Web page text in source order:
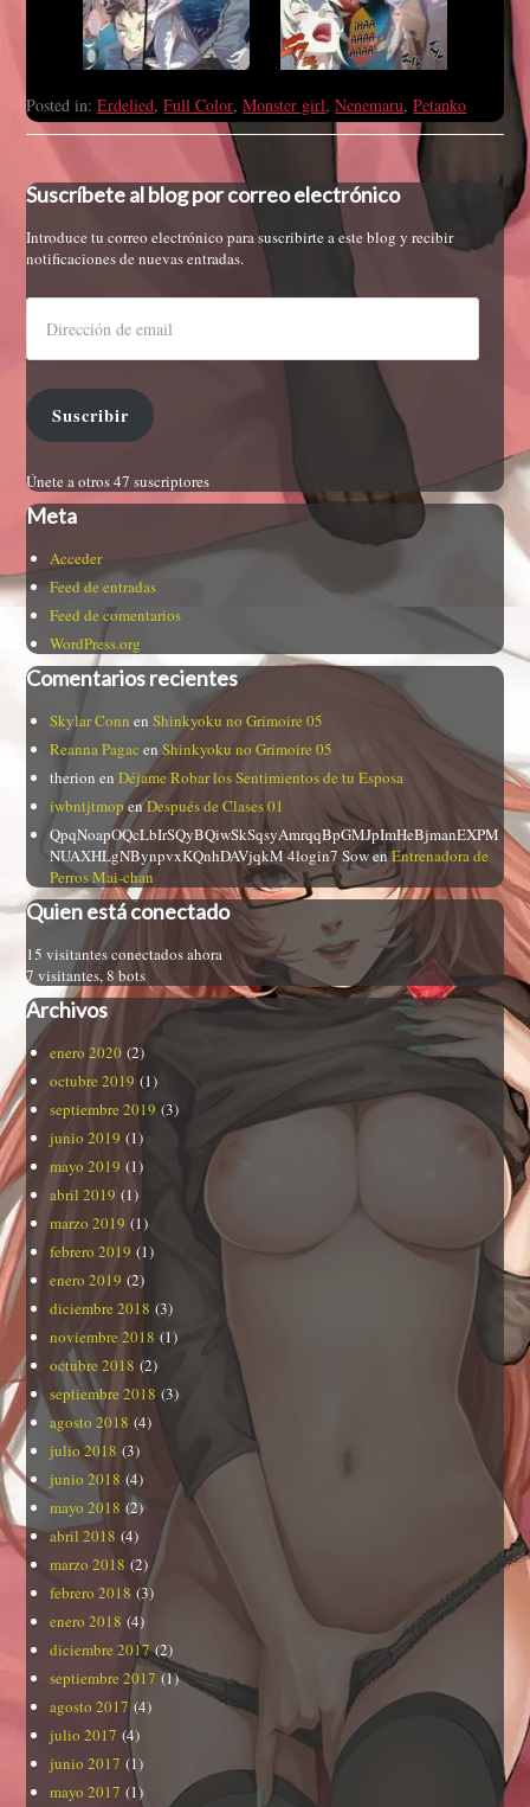
Posted in:Erdelied,Full Color,Monster girl,Nenemaru,Petanko
Suscríbete al blog por correo electrónico
Introduce tu correo electrónico para suscribirte a este blog y recibir
notificaciones de nuevas entradas.
Suscribir
Únete a otros 47 suscriptores
Meta
Acceder
Feed de entradas
Feed de comentarios
WordPress.org
Comentarios recientes
Skylar Conn enShinkyoku no Grimoire 05
Reanna Pagac enShinkyoku no Grimoire 05
therion enDéjame Robar los Sentimientos de tu Esposa
iwbntjtmopenDespués de Clases 01
QpqNoapOQcLbIrSQyBQiwSkSqsyAmrqqBpGMJpImHeBjmanEXPM
NUAXHLgNBynpvxKQnhDAVjqkM 4login7 SowenEntrenadora de
Perros Mai-chan
Quien está conectado
15 visitantes conectados ahora
7 visitantes,8 bots
Archivos
enero 2020 (2)
octubre 2019 (1)
septiembre 2019 (3)
junio 2019 (1)
mayo 2019 (1)
abril 2019 (1)
marzo 2019 (1)
febrero 2019 (1)
enero 2019 (2)
diciembre 2018 (3)
noviembre 2018 (1)
octubre 2018 (2)
septiembre 2018 (3)
agosto 2018 (4)
julio 2018 (3)
junio 2018 (4)
mayo 2018 (2)
abril 2018 (4)
marzo 2018 (2)
febrero 2018 (3)
enero 2018 (4)
diciembre 2017(2)
septiembre 2017 (1)
agosto 2017 (4)
julio 2017 (4)
junio 2017 (1)
mayo 2017 (1)